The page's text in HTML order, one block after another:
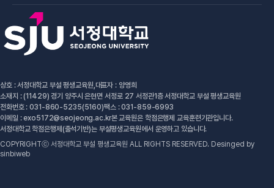
상호 : 서정대학교 부설 평생교육원,대표자 : 양영희
소재지 :(11429) 경기 양주시 은현면 서정로 27 서정관1층 서정대학교 부설 평생교육원
전화번호 :031-860-5235(5160)팩스 : 031-859-6993
이메일 : exo5172@seojeong.ac.kr본 교육원은 학점은행제 교육훈련기관입니다.
서정대학교 학점은행제(출석기반)는 부설평생교육원에서 운영하고 있습니다.
COPYRIGHTⓒ 서정대학교 부설 평생교육원 ALL RIGHTS RESERVED. Desinged by
sinbiweb